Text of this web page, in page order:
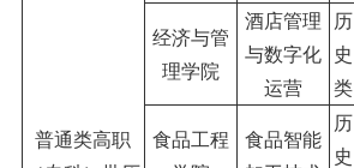
普通类高职
经济与管
理学院
酒店管理
与数字化
运营
历
史
类
食品工程
食品智能
历
史